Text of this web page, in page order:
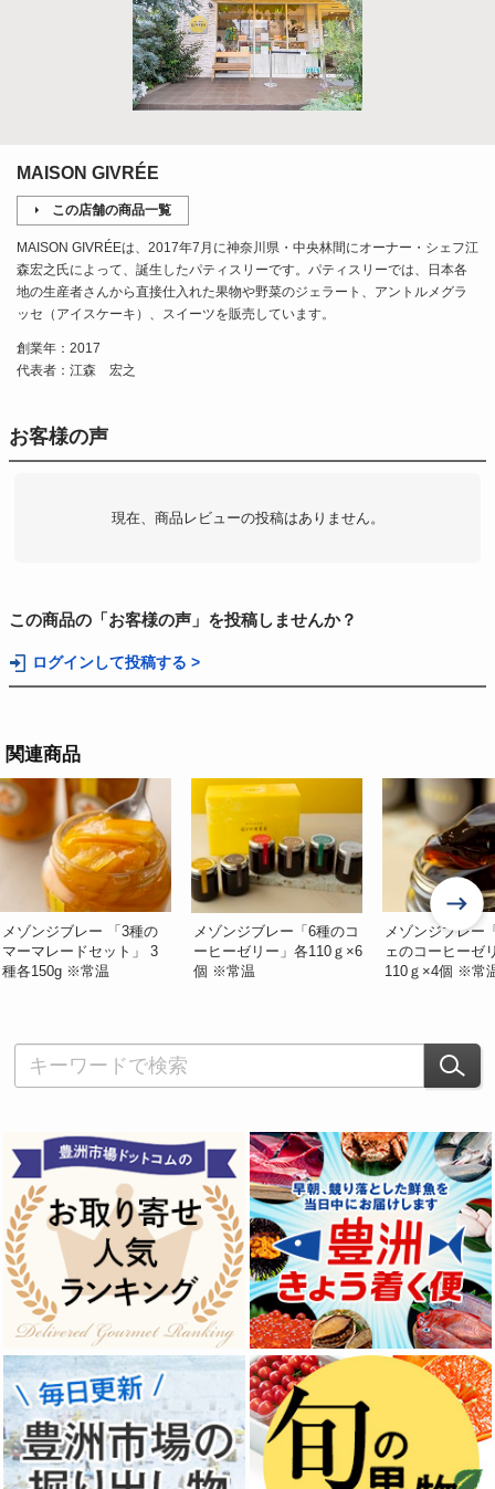
MAISON GIVRÉE
この店舗の商品一覧
MAISON GIVRÉEは、2017年7月に神奈川県・中央林間にオーナー・シェフ江
森宏之氏によって、誕生したパティスリーです。パティスリーでは、日本各
地の生産者さんから直接仕入れた果物や野菜のジェラート、アントルメグラ
ッセ（アイスケーキ）、スイーツを販売しています。
創業年：2017
代表者：江森 宏之
お客様の声
現在、商品レビューの投稿はありません。
この商品の「お客様の声」を投稿しませんか？
ログインして投稿する >
関連商品
メゾンジブレー 「3種の
マーマレードセット」 3
種各150g ※常温
メゾンジブレー「6種のコ
ーヒーゼリー」各110ｇ×6
個 ※常温
メゾンジブレー
ェのコーヒーゼ
110ｇ×4個 ※常